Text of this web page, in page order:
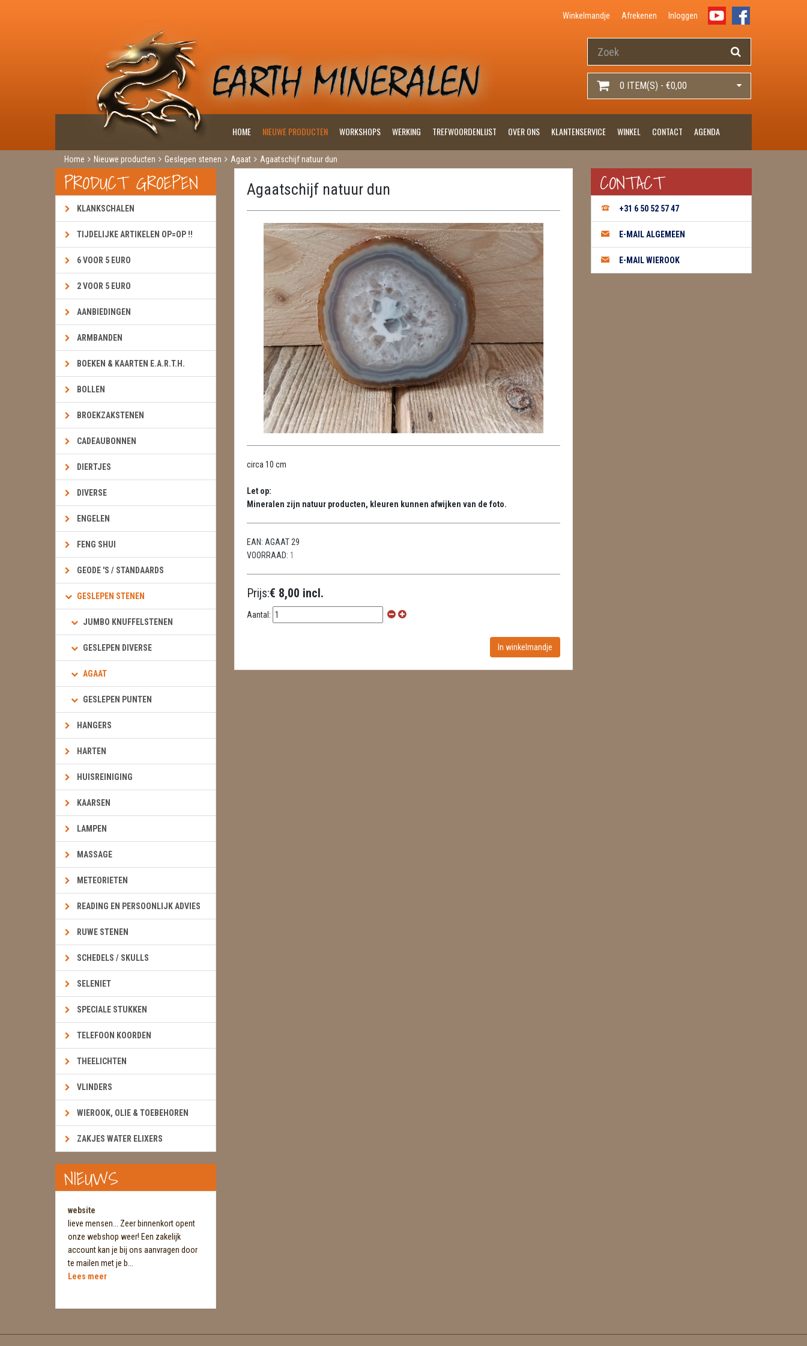
Winkelmandje Afrekenen Inloggen
0 ITEM(S) - €0,00
HOME NIEUWE PRODUCTEN WORKSHOPS WERKING TREFWOORDENLIJST OVER ONS KLANTENSERVICE WINKEL CONTACT AGENDA
Home Nieuwe producten Geslepen stenen Agaat Agaatschijf natuur dun
PRODUCT GROEPEN
KLANKSCHALEN
TIJDELIJKE ARTIKELEN OP=OP !!
6 VOOR 5 EURO
2 VOOR 5 EURO
AANBIEDINGEN
ARMBANDEN
BOEKEN & KAARTEN E.A.R.T.H.
BOLLEN
BROEKZAKSTENEN
CADEAUBONNEN
DIERTJES
DIVERSE
ENGELEN
FENG SHUI
GEODE 'S / STANDAARDS
GESLEPEN STENEN
JUMBO KNUFFELSTENEN
GESLEPEN DIVERSE
AGAAT
GESLEPEN PUNTEN
HANGERS
HARTEN
HUISREINIGING
KAARSEN
LAMPEN
MASSAGE
METEORIETEN
READING EN PERSOONLIJK ADVIES
RUWE STENEN
SCHEDELS / SKULLS
SELENIET
SPECIALE STUKKEN
TELEFOON KOORDEN
THEELICHTEN
VLINDERS
WIEROOK, OLIE & TOEBEHOREN
ZAKJES WATER ELIXERS
NIEUWS
website
lieve mensen... Zeer binnenkort opent
onze webshop weer! Een zakelijk
account kan je bij ons aanvragen door
te mailen met je b...
Lees meer
Agaatschijf natuur dun
circa 10 cm
Let op:
Mineralen zijn natuur producten, kleuren kunnen afwijken van de foto.
EAN: AGAAT 29
VOORRAAD: 1
Prijs:€ 8,00 incl.
Aantal:
CONTACT
+31 6 50 52 57 47
E-MAIL ALGEMEEN
E-MAIL WIEROOK